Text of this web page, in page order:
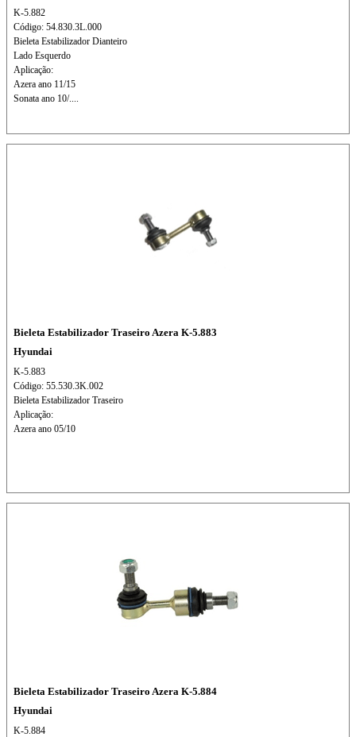
K-5.882
Código: 54.830.3L.000
Bieleta Estabilizador Dianteiro
Lado Esquerdo
Aplicação:
Azera ano 11/15
Sonata ano 10/....
Bieleta Estabilizador Traseiro Azera K-5.883
Hyundai
K-5.883
Código: 55.530.3K.002
Bieleta Estabilizador Traseiro
Aplicação:
Azera ano 05/10
Bieleta Estabilizador Traseiro Azera K-5.884
Hyundai
K-5.884